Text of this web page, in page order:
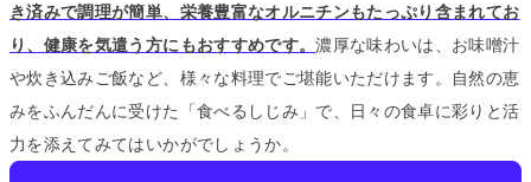
き済みで調理が簡単、栄養豊富なオルニチンもたっぷり含まれてお
り、健康を気遣う方にもおすすめです。濃厚な味わいは、お味噌汁
や炊き込みご飯など、様々な料理でご堪能いただけます。
自然の恵
みをふんだんに受けた「食べるしじみ」で、日々の食卓に彩りと活
力を添えてみてはいかがでしょうか。